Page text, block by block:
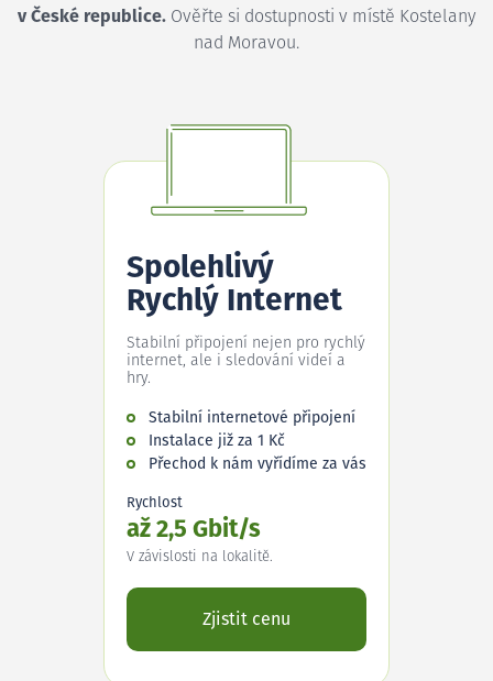
v České republice. Ověřte si dostupnosti v místě Kostelany
nad Moravou.
Spolehlivý
Rychlý Internet
Stabilní připojení nejen pro rychlý
internet, ale i sledování videí a
hry.
Stabilní internetové připojení
Instalace již za 1 Kč
Přechod k nám vyřídíme za vás
Rychlost
až 2,5 Gbit/s
V závislosti na lokalitě.
Zjistit cenu